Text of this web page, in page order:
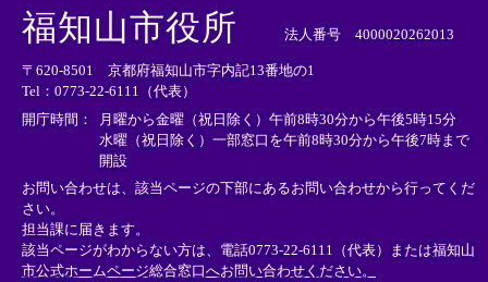
外
部
リ
ン
ク
＞
外
リ
ン
ク
＞
外
部
ン
ク
＞
福知山市役所 法人番号 4000020262013
〒620-8501 京都府福知山市字内記13番地の1
Tel：0773-22-6111（代表）
開庁時間： 月曜から金曜（祝日除く）午前8時30分から午後5時15分
水曜（祝日除く）一部窓口を午前8時30分から午後7時まで
開設
お問い合わせは、該当ページの下部にあるお問い合わせから行ってくだ
さい。
担当課に届きます。
該当ページがわからない方は、電話0773-22-6111（代表）または福知山
市公式ホームページ総合窓口へお問い合わせください。